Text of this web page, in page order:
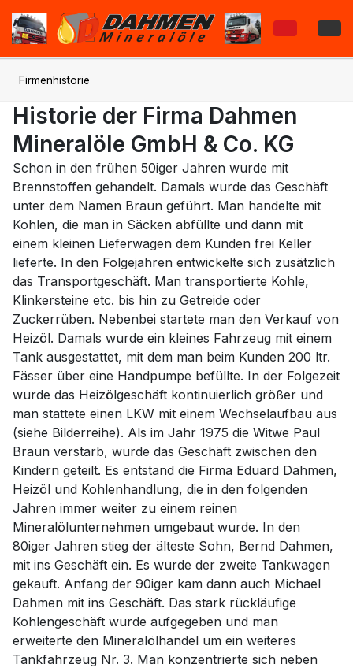
Firmenhistorie
Historie der Firma Dahmen
Mineralöle GmbH & Co. KG
Schon in den frühen 50iger Jahren wurde mit
Brennstoffen gehandelt. Damals wurde das Geschäft
unter dem Namen Braun geführt. Man handelte mit
Kohlen, die man in Säcken abfüllte und dann mit
einem kleinen Lieferwagen dem Kunden frei Keller
lieferte. In den Folgejahren entwickelte sich zusätzlich
das Transportgeschäft. Man transportierte Kohle,
Klinkersteine etc. bis hin zu Getreide oder
Zuckerrüben. Nebenbei startete man den Verkauf von
Heizöl. Damals wurde ein kleines Fahrzeug mit einem
Tank ausgestattet, mit dem man beim Kunden 200 ltr.
Fässer über eine Handpumpe befüllte. In der Folgezeit
wurde das Heizölgeschäft kontinuierlich größer und
man stattete einen LKW mit einem Wechselaufbau aus
(siehe Bilderreihe). Als im Jahr 1975 die Witwe Paul
Braun verstarb, wurde das Geschäft zwischen den
Kindern geteilt. Es entstand die Firma Eduard Dahmen,
Heizöl und Kohlenhandlung, die in den folgenden
Jahren immer weiter zu einem reinen
Mineralölunternehmen umgebaut wurde. In den
80iger Jahren stieg der älteste Sohn, Bernd Dahmen,
mit ins Geschäft ein. Es wurde der zweite Tankwagen
gekauft. Anfang der 90iger kam dann auch Michael
Dahmen mit ins Geschäft. Das stark rückläufige
Kohlengeschäft wurde aufgegeben und man
erweiterte den Mineralölhandel um ein weiteres
Tankfahrzeug Nr. 3. Man konzentrierte sich neben